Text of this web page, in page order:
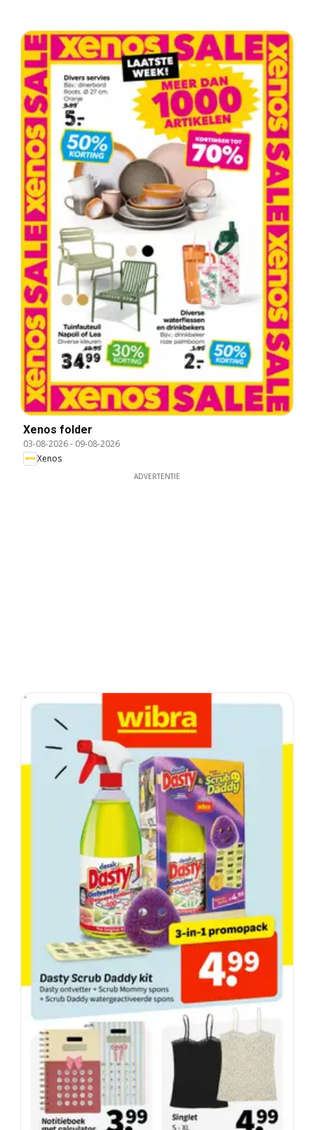
Xenos folder
03-08-2026- 09-08-2026
Xenos
ADVERTENTIE